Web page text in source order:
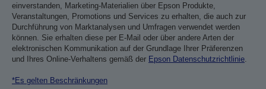
einverstanden, Marketing-Materialien über Epson Produkte,
Veranstaltungen, Promotions und Services zu erhalten, die auch zur
Durchführung von Marktanalysen und Umfragen verwendet werden
können. Sie erhalten diese per E-Mail oder über andere Arten der
elektronischen Kommunikation auf der Grundlage Ihrer Präferenzen
und Ihres Online-Verhaltens gemäß der Epson Datenschutzrichtlinie
*Es gelten Beschränkungen